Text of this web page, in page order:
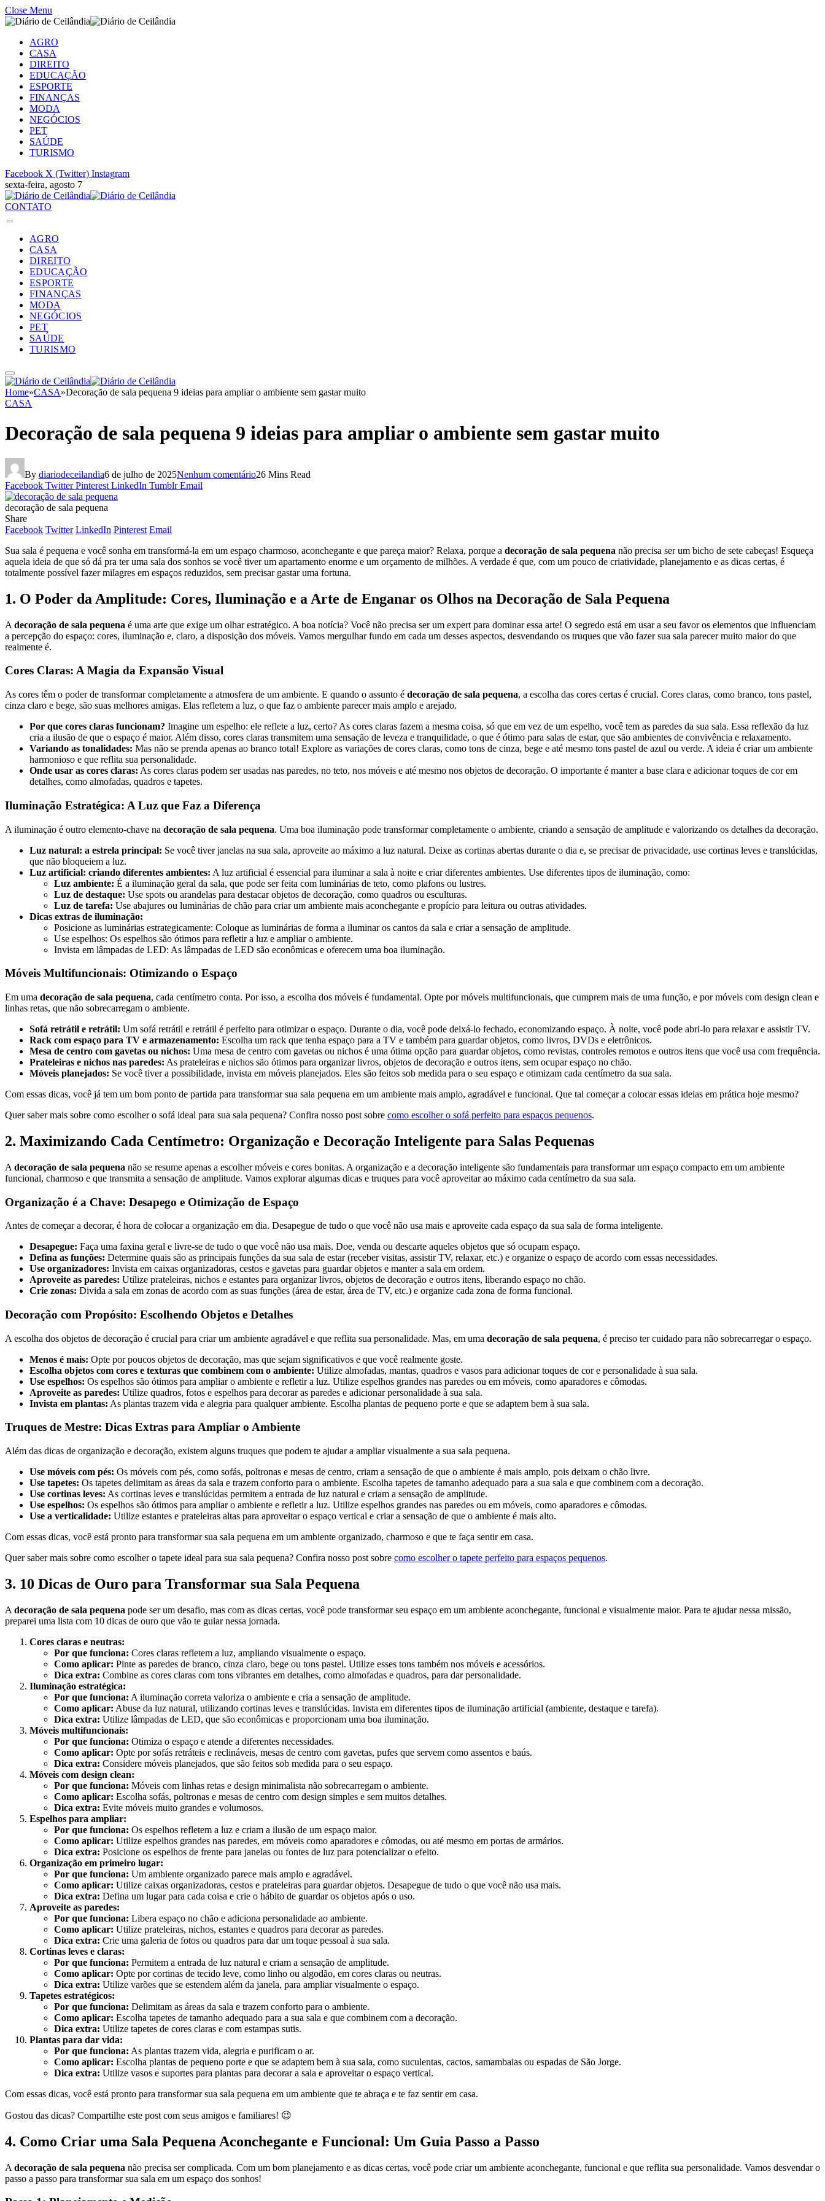
Close Menu
AGRO
CASA
DIREITO
EDUCAÇÃO
ESPORTE
FINANÇAS
MODA
NEGÓCIOS
PET
SAÚDE
TURISMO
Facebook X (Twitter) Instagram
sexta-feira, agosto 7
CONTATO
AGRO
CASA
DIREITO
EDUCAÇÃO
ESPORTE
FINANÇAS
MODA
NEGÓCIOS
PET
SAÚDE
TURISMO
Home»CASA»Decoração de sala pequena 9 ideias para ampliar o ambiente sem gastar muito
CASA
Decoração de sala pequena 9 ideias para ampliar o ambiente sem gastar muito
By diariodeceilandia6 de julho de 2025Nenhum comentário26 Mins Read
Facebook Twitter Pinterest LinkedIn Tumblr Email
decoração de sala pequena
Share
Facebook Twitter LinkedIn Pinterest Email
Sua sala é pequena e você sonha em transformá-la em um espaço charmoso, aconchegante e que pareça maior? Relaxa, porque a decoração de sala pequena não precisa ser um bicho de sete cabeças! Esqueça
aquela ideia de que só dá pra ter uma sala dos sonhos se você tiver um apartamento enorme e um orçamento de milhões. A verdade é que, com um pouco de criatividade, planejamento e as dicas certas, é
totalmente possível fazer milagres em espaços reduzidos, sem precisar gastar uma fortuna.
1. O Poder da Amplitude: Cores, Iluminação e a Arte de Enganar os Olhos na Decoração de Sala Pequena
A decoração de sala pequena é uma arte que exige um olhar estratégico. A boa notícia? Você não precisa ser um expert para dominar essa arte! O segredo está em usar a seu favor os elementos que influenciam
a percepção do espaço: cores, iluminação e, claro, a disposição dos móveis. Vamos mergulhar fundo em cada um desses aspectos, desvendando os truques que vão fazer sua sala parecer muito maior do que
realmente é.
Cores Claras: A Magia da Expansão Visual
As cores têm o poder de transformar completamente a atmosfera de um ambiente. E quando o assunto é decoração de sala pequena, a escolha das cores certas é crucial. Cores claras, como branco, tons pastel,
cinza claro e bege, são suas melhores amigas. Elas refletem a luz, o que faz o ambiente parecer mais amplo e arejado.
Por que cores claras funcionam? Imagine um espelho: ele reflete a luz, certo? As cores claras fazem a mesma coisa, só que em vez de um espelho, você tem as paredes da sua sala. Essa reflexão da luz
cria a ilusão de que o espaço é maior. Além disso, cores claras transmitem uma sensação de leveza e tranquilidade, o que é ótimo para salas de estar, que são ambientes de convivência e relaxamento.
Variando as tonalidades: Mas não se prenda apenas ao branco total! Explore as variações de cores claras, como tons de cinza, bege e até mesmo tons pastel de azul ou verde. A ideia é criar um ambiente
harmonioso e que reflita sua personalidade.
Onde usar as cores claras: As cores claras podem ser usadas nas paredes, no teto, nos móveis e até mesmo nos objetos de decoração. O importante é manter a base clara e adicionar toques de cor em
detalhes, como almofadas, quadros e tapetes.
Iluminação Estratégica: A Luz que Faz a Diferença
A iluminação é outro elemento-chave na decoração de sala pequena. Uma boa iluminação pode transformar completamente o ambiente, criando a sensação de amplitude e valorizando os detalhes da decoração.
Luz natural: a estrela principal: Se você tiver janelas na sua sala, aproveite ao máximo a luz natural. Deixe as cortinas abertas durante o dia e, se precisar de privacidade, use cortinas leves e translúcidas,
que não bloqueiem a luz.
Luz artificial: criando diferentes ambientes: A luz artificial é essencial para iluminar a sala à noite e criar diferentes ambientes. Use diferentes tipos de iluminação, como:
Luz ambiente: É a iluminação geral da sala, que pode ser feita com luminárias de teto, como plafons ou lustres.
Luz de destaque: Use spots ou arandelas para destacar objetos de decoração, como quadros ou esculturas.
Luz de tarefa: Use abajures ou luminárias de chão para criar um ambiente mais aconchegante e propício para leitura ou outras atividades.
Dicas extras de iluminação:
Posicione as luminárias estrategicamente: Coloque as luminárias de forma a iluminar os cantos da sala e criar a sensação de amplitude.
Use espelhos: Os espelhos são ótimos para refletir a luz e ampliar o ambiente.
Invista em lâmpadas de LED: As lâmpadas de LED são econômicas e oferecem uma boa iluminação.
Móveis Multifuncionais: Otimizando o Espaço
Em uma decoração de sala pequena, cada centímetro conta. Por isso, a escolha dos móveis é fundamental. Opte por móveis multifuncionais, que cumprem mais de uma função, e por móveis com design clean e
linhas retas, que não sobrecarregam o ambiente.
Sofá retrátil e retrátil: Um sofá retrátil e retrátil é perfeito para otimizar o espaço. Durante o dia, você pode deixá-lo fechado, economizando espaço. À noite, você pode abri-lo para relaxar e assistir TV.
Rack com espaço para TV e armazenamento: Escolha um rack que tenha espaço para a TV e também para guardar objetos, como livros, DVDs e eletrônicos.
Mesa de centro com gavetas ou nichos: Uma mesa de centro com gavetas ou nichos é uma ótima opção para guardar objetos, como revistas, controles remotos e outros itens que você usa com frequência.
Prateleiras e nichos nas paredes: As prateleiras e nichos são ótimos para organizar livros, objetos de decoração e outros itens, sem ocupar espaço no chão.
Móveis planejados: Se você tiver a possibilidade, invista em móveis planejados. Eles são feitos sob medida para o seu espaço e otimizam cada centímetro da sua sala.
Com essas dicas, você já tem um bom ponto de partida para transformar sua sala pequena em um ambiente mais amplo, agradável e funcional. Que tal começar a colocar essas ideias em prática hoje mesmo?
Quer saber mais sobre como escolher o sofá ideal para sua sala pequena? Confira nosso post sobre como escolher o sofá perfeito para espaços pequenos.
2. Maximizando Cada Centímetro: Organização e Decoração Inteligente para Salas Pequenas
A decoração de sala pequena não se resume apenas a escolher móveis e cores bonitas. A organização e a decoração inteligente são fundamentais para transformar um espaço compacto em um ambiente
funcional, charmoso e que transmita a sensação de amplitude. Vamos explorar algumas dicas e truques para você aproveitar ao máximo cada centímetro da sua sala.
Organização é a Chave: Desapego e Otimização de Espaço
Antes de começar a decorar, é hora de colocar a organização em dia. Desapegue de tudo o que você não usa mais e aproveite cada espaço da sua sala de forma inteligente.
Desapegue: Faça uma faxina geral e livre-se de tudo o que você não usa mais. Doe, venda ou descarte aqueles objetos que só ocupam espaço.
Defina as funções: Determine quais são as principais funções da sua sala de estar (receber visitas, assistir TV, relaxar, etc.) e organize o espaço de acordo com essas necessidades.
Use organizadores: Invista em caixas organizadoras, cestos e gavetas para guardar objetos e manter a sala em ordem.
Aproveite as paredes: Utilize prateleiras, nichos e estantes para organizar livros, objetos de decoração e outros itens, liberando espaço no chão.
Crie zonas: Divida a sala em zonas de acordo com as suas funções (área de estar, área de TV, etc.) e organize cada zona de forma funcional.
Decoração com Propósito: Escolhendo Objetos e Detalhes
A escolha dos objetos de decoração é crucial para criar um ambiente agradável e que reflita sua personalidade. Mas, em uma decoração de sala pequena, é preciso ter cuidado para não sobrecarregar o espaço.
Menos é mais: Opte por poucos objetos de decoração, mas que sejam significativos e que você realmente goste.
Escolha objetos com cores e texturas que combinem com o ambiente: Utilize almofadas, mantas, quadros e vasos para adicionar toques de cor e personalidade à sua sala.
Use espelhos: Os espelhos são ótimos para ampliar o ambiente e refletir a luz. Utilize espelhos grandes nas paredes ou em móveis, como aparadores e cômodas.
Aproveite as paredes: Utilize quadros, fotos e espelhos para decorar as paredes e adicionar personalidade à sua sala.
Invista em plantas: As plantas trazem vida e alegria para qualquer ambiente. Escolha plantas de pequeno porte e que se adaptem bem à sua sala.
Truques de Mestre: Dicas Extras para Ampliar o Ambiente
Além das dicas de organização e decoração, existem alguns truques que podem te ajudar a ampliar visualmente a sua sala pequena.
Use móveis com pés: Os móveis com pés, como sofás, poltronas e mesas de centro, criam a sensação de que o ambiente é mais amplo, pois deixam o chão livre.
Use tapetes: Os tapetes delimitam as áreas da sala e trazem conforto para o ambiente. Escolha tapetes de tamanho adequado para a sua sala e que combinem com a decoração.
Use cortinas leves: As cortinas leves e translúcidas permitem a entrada de luz natural e criam a sensação de amplitude.
Use espelhos: Os espelhos são ótimos para ampliar o ambiente e refletir a luz. Utilize espelhos grandes nas paredes ou em móveis, como aparadores e cômodas.
Use a verticalidade: Utilize estantes e prateleiras altas para aproveitar o espaço vertical e criar a sensação de que o ambiente é mais alto.
Com essas dicas, você está pronto para transformar sua sala pequena em um ambiente organizado, charmoso e que te faça sentir em casa.
Quer saber mais sobre como escolher o tapete ideal para sua sala pequena? Confira nosso post sobre como escolher o tapete perfeito para espaços pequenos.
3. 10 Dicas de Ouro para Transformar sua Sala Pequena
A decoração de sala pequena pode ser um desafio, mas com as dicas certas, você pode transformar seu espaço em um ambiente aconchegante, funcional e visualmente maior. Para te ajudar nessa missão,
preparei uma lista com 10 dicas de ouro que vão te guiar nessa jornada.
Cores claras e neutras:
Por que funciona: Cores claras refletem a luz, ampliando visualmente o espaço.
Como aplicar: Pinte as paredes de branco, cinza claro, bege ou tons pastel. Utilize esses tons também nos móveis e acessórios.
Dica extra: Combine as cores claras com tons vibrantes em detalhes, como almofadas e quadros, para dar personalidade.
Iluminação estratégica:
Por que funciona: A iluminação correta valoriza o ambiente e cria a sensação de amplitude.
Como aplicar: Abuse da luz natural, utilizando cortinas leves e translúcidas. Invista em diferentes tipos de iluminação artificial (ambiente, destaque e tarefa).
Dica extra: Utilize lâmpadas de LED, que são econômicas e proporcionam uma boa iluminação.
Móveis multifuncionais:
Por que funciona: Otimiza o espaço e atende a diferentes necessidades.
Como aplicar: Opte por sofás retráteis e reclináveis, mesas de centro com gavetas, pufes que servem como assentos e baús.
Dica extra: Considere móveis planejados, que são feitos sob medida para o seu espaço.
Móveis com design clean:
Por que funciona: Móveis com linhas retas e design minimalista não sobrecarregam o ambiente.
Como aplicar: Escolha sofás, poltronas e mesas de centro com design simples e sem muitos detalhes.
Dica extra: Evite móveis muito grandes e volumosos.
Espelhos para ampliar:
Por que funciona: Os espelhos refletem a luz e criam a ilusão de um espaço maior.
Como aplicar: Utilize espelhos grandes nas paredes, em móveis como aparadores e cômodas, ou até mesmo em portas de armários.
Dica extra: Posicione os espelhos de frente para janelas ou fontes de luz para potencializar o efeito.
Organização em primeiro lugar:
Por que funciona: Um ambiente organizado parece mais amplo e agradável.
Como aplicar: Utilize caixas organizadoras, cestos e prateleiras para guardar objetos. Desapegue de tudo o que você não usa mais.
Dica extra: Defina um lugar para cada coisa e crie o hábito de guardar os objetos após o uso.
Aproveite as paredes:
Por que funciona: Libera espaço no chão e adiciona personalidade ao ambiente.
Como aplicar: Utilize prateleiras, nichos, estantes e quadros para decorar as paredes.
Dica extra: Crie uma galeria de fotos ou quadros para dar um toque pessoal à sua sala.
Cortinas leves e claras:
Por que funciona: Permitem a entrada de luz natural e criam a sensação de amplitude.
Como aplicar: Opte por cortinas de tecido leve, como linho ou algodão, em cores claras ou neutras.
Dica extra: Utilize varões que se estendem além da janela, para ampliar visualmente o espaço.
Tapetes estratégicos:
Por que funciona: Delimitam as áreas da sala e trazem conforto para o ambiente.
Como aplicar: Escolha tapetes de tamanho adequado para a sua sala e que combinem com a decoração.
Dica extra: Utilize tapetes de cores claras e com estampas sutis.
Plantas para dar vida:
Por que funciona: As plantas trazem vida, alegria e purificam o ar.
Como aplicar: Escolha plantas de pequeno porte e que se adaptem bem à sua sala, como suculentas, cactos, samambaias ou espadas de São Jorge.
Dica extra: Utilize vasos e suportes para plantas para decorar a sala e aproveitar o espaço vertical.
Com essas dicas, você está pronto para transformar sua sala pequena em um ambiente que te abraça e te faz sentir em casa.
Gostou das dicas? Compartilhe este post com seus amigos e familiares! 😉
4. Como Criar uma Sala Pequena Aconchegante e Funcional: Um Guia Passo a Passo
A decoração de sala pequena não precisa ser complicada. Com um bom planejamento e as dicas certas, você pode criar um ambiente aconchegante, funcional e que reflita sua personalidade. Vamos desvendar o
passo a passo para transformar sua sala em um espaço dos sonhos!